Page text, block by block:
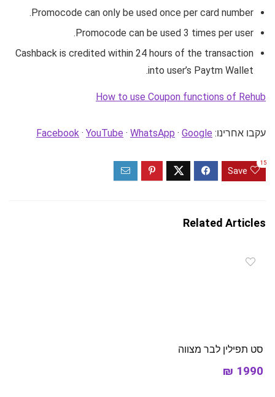
Promocode can only be used once per card number.
Promocode can be used 3 times per user.
Cashback is credited within 24 hours of the transaction
into user’s Paytm Wallet.
How to use Coupon functions of Rehub
עקבו אחרינו: Facebook · YouTube · WhatsApp · Google
Save
15
Related Articles
סט תפילין לבר מצווה
1990 ₪